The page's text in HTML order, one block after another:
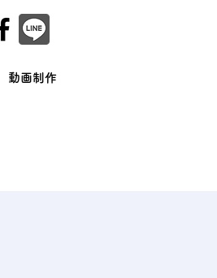
動画制作